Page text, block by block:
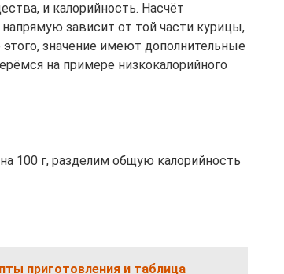
и калорийность. Насчёт
зависит от той части курицы,
значение имеют дополнительные
на примере низкокалорийного
100 г, разделим общую калорийность
приготовления и таблица